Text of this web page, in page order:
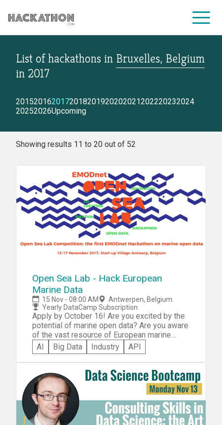
CORPORATE SERVICES
List of hackathons in Bruxelles, Belgium
in 2017
2015201620172018201920202021202220232024
20252026Upcoming
Showing results 11 to 20 out of 52
Open Sea Lab - Hack European
Marine Data
15 Nov - 08:00 AM
Antwerpen, Belgium
Yearly DataCamp Subscription
Apply by October 16! Are you excited by the
potential of marine open data? Are you aware
of the vast resource of European marine
open data made available by EMODnet ? Join
us at the 1st EMODnet Open Sea Lab to
explore EMODnet's marine open data! During
a three day open data bootcamp from 15-17
November 2017 in the vibrant Startup Village
in Antwerp Belgium, we will ideate and co-
create innovative solutions to unique
problems using EMODnet’s wealth of marine
data and services.
AI Big Data Industry API